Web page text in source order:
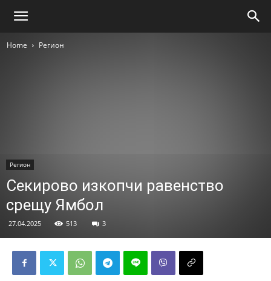
Home Регион
Регион
Секирово изкопчи равенство
срещу Ямбол
27.04.2025 513 3